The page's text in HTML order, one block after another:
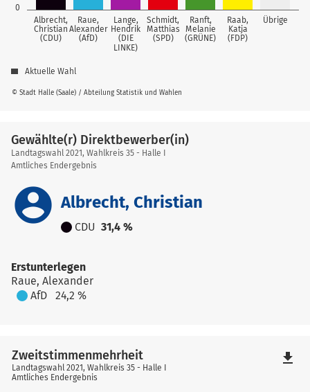
0
Albrecht,
Christian
(CDU)
Raue,
Alexander
(AfD)
Lange,
Hendrik
(DIE
LINKE)
Schmidt,
Matthias
(SPD)
Ranft,
Melanie
(GRÜNE)
Raab,
Katja
(FDP)
Übrige
© Stadt Halle (Saale) / Abteilung Statistik und Wahlen
Aktuelle Wahl
Gewählte(r) Direktbewerber(in)
Landtagswahl 2021, Wahlkreis 35 - Halle I
Amtliches Endergebnis
account_circle Albrecht, Christian
CDU 31,4 %
Erstunterlegen
Raue, Alexander
AfD
24,2 %
Zweitstimmenmehrheit
Landtagswahl 2021, Wahlkreis 35 - Halle I
Amtliches Endergebnis
file_download